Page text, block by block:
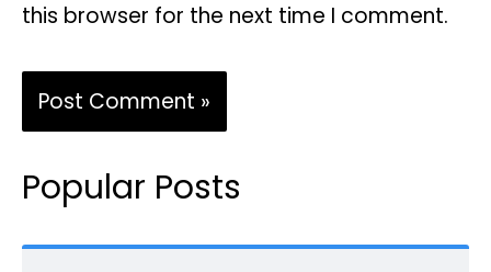
this browser for the next time I comment.
Popular Posts